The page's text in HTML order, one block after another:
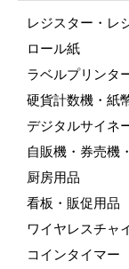
レジスター・レ
ロール紙
ラベルプリンタ
硬貨計数機・紙
デジタルサイネ
自販機・券売機
厨房用品
看板・販促用品
ワイヤレスチャ
コインタイマー